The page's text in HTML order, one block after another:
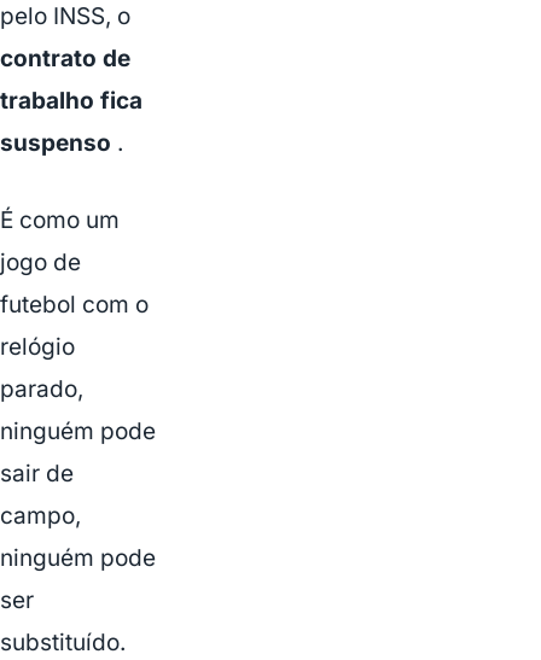
pelo INSS, o
contrato de
trabalho fica
suspenso .
É como um
jogo de
futebol com o
relógio
parado,
ninguém pode
sair de
campo,
ninguém pode
ser
substituído.